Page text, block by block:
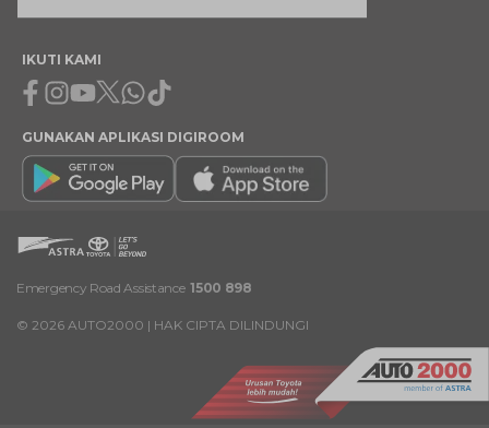
IKUTI KAMI
Facebook
Instagram
Youtube
X Whatsapp
Tiktok
GUNAKAN APLIKASI DIGIROOM
Emergency Road Assistance 1500 898
© 2026 AUTO2000 | HAK CIPTA DILINDUNGI